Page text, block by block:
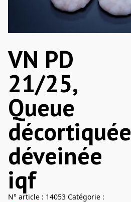
VN PD
21/25,
Queue
décortiquée
déveinée
iqf
N° article : 14053 Catégorie :